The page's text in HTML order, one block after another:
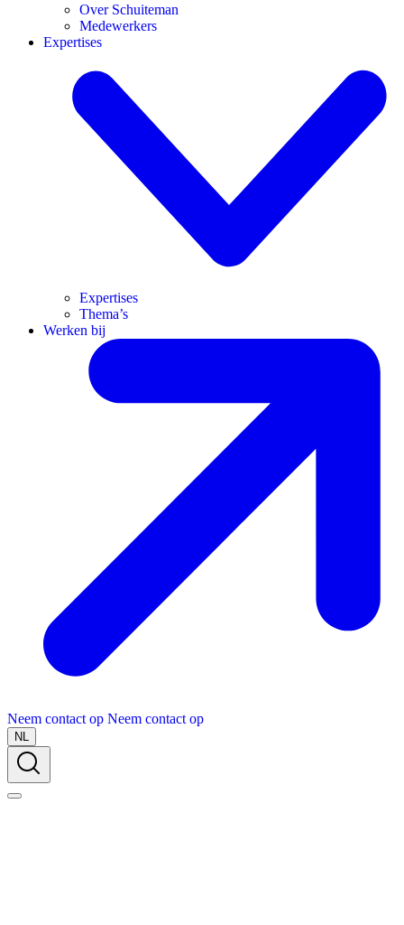
Over Schuiteman
Medewerkers
Expertises
Expertises
Thema’s
Werken bij
Neem contact op Neem contact op
NL